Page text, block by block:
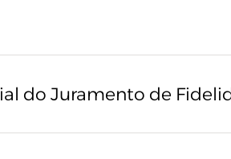
do Juramento de